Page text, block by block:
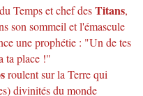
Temps et chef desTitans,
son sommeil et l'émascule
une prophétie : "Un de tes
ta place !"
roulent sur la Terre qui
divinités du monde